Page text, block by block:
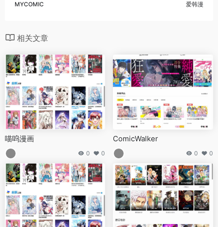
MYCOMIC 爱韩漫
相关文章
喵呜漫画
0 0
ComicWalker
0 0